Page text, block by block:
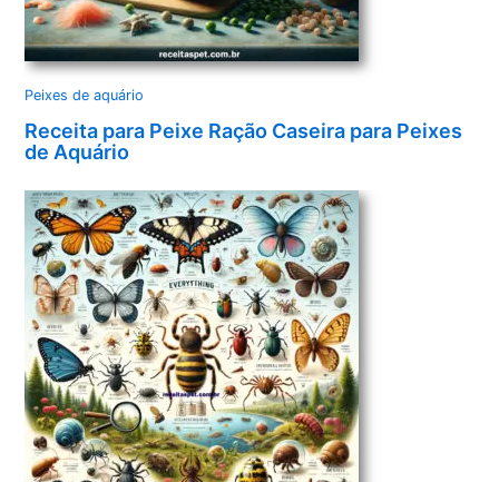
Peixes de aquário
Receita para Peixe Ração Caseira para Peixes
de Aquário